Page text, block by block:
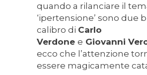
quando a rilanciare il
‘ipertensione’ sono due
calibro di Carlo
Verdone e Giovanni
ecco che l’attenzione
essere magicamente